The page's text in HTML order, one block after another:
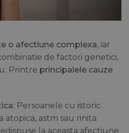
o afectiune complexa, iar
de factori genetici,
Printre principalele cauze
: Persoanele cu istoric
atopica, astm sau rinita
la aceasta afectiune.